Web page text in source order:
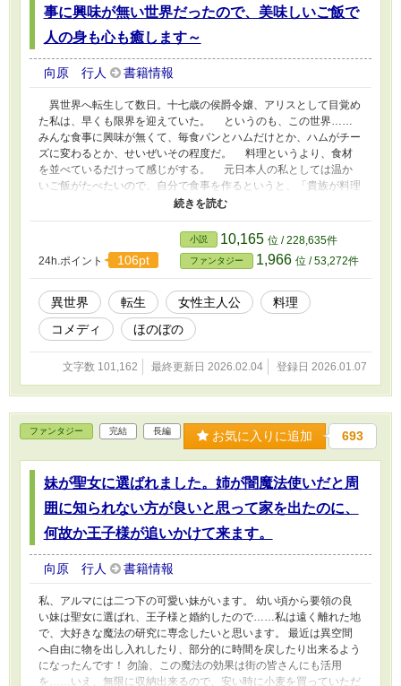
事に興味が無い世界だったので、美味しいご飯で
人の身も心も癒します～
向原 行人 書籍情報
異世界へ転生して数日。十七歳の侯爵令嬢、アリスとして目覚め
た私は、早くも限界を迎えていた。 というのも、この世界……
みんな食事に興味が無くて、毎食パンとハムだけとか、ハムがチー
ズに変わるとか、せいぜいその程度だ。 料理というより、食材
を並べているだけって感じがする。 元日本人の私としては温か
いご飯がたべたいので、自分で食事を作るというと、「貴族が料理
など下賤なことをするのは恥だ！」と、意味不明な怒られ方をし
た。 わかった……だったら、私は貴族を辞める！ 家には兄が
二人もいるし、姉だっているから問題無いでしょ。 宛てもなく
屋敷を飛び出した私は、小さな村で更に酷い食事事情を目の当たり
にする。 育ち盛りの子供たちや、身体を使う冒険者たちが、そ
れだけしか食べないなんて……よし、美味しいご飯でみんなも私も
幸せになろう！ 医食同源！ 大食いモフモフ聖獣に、胃袋を掴
んでしまった騎士隊長と一緒に、異世界で美味しくて身体に良い食
材探しだ！ ※第○話：主人公視点 挿話○：タイトルに書かれたキ
24h.ポイント 106pt
小説 10,165 位 / 228,635件
ファンタジー 1,966 位 / 53,272件
異世界 転生 女性主人公
料理
コメディ
ほのぼの
文字数 101,162 最終更新日 2026.02.04 登録日 2026.01.07
ファンタジー 完結 長編 お気に入りに追加 693
妹が聖女に選ばれました。姉が闇魔法使いだと周
囲に知られない方が良いと思って家を出たのに、
何故か王子様が追いかけて来ます。
向原 行人 書籍情報
私、アルマには二つ下の可愛い妹がいます。 幼い頃から要領の良
い妹は聖女に選ばれ、王子様と婚約したので……私は遠く離れた地
で、大好きな魔法の研究に専念したいと思います。 最近は異空間
へ自由に物を出し入れしたり、部分的に時間を戻したり出来るよう
になったんです！ 勿論、この魔法の効果は街の皆さんにも活用
を……いえ、無限に収納出来るので、安い時に小麦を買っていただ